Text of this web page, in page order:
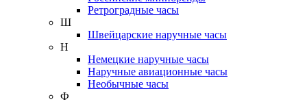
Ретроградные часы
Ш
Швейцарские наручные часы
Н
Немецкие наручные часы
Наручные авиационные часы
Необычные часы
Ф